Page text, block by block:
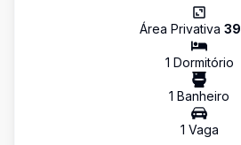
Área Privativa 39
1 Dormitório
1 Banheiro
1 Vaga